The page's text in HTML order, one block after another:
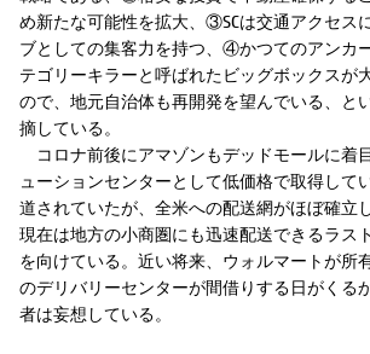
め新たな可能性を拡大、③SCは交通アクセス
ブとしての集客力を持つ、④かつてのアンカ
テゴリーキラーと呼ばれたビッグボックスが
ので、地元自治体も再開発を望んでいる、と
摘している。
コロナ前後にアマゾンもデッドモールに着
ューションセンターとして低価格で取得して
道されていたが、全米への配送網がほぼ確立
現在は地方の小商圏にも迅速配送できるラス
を向けている。近い将来、ウォルマートが所
のデリバリーセンターが間借りする日がくる
者は妄想している。